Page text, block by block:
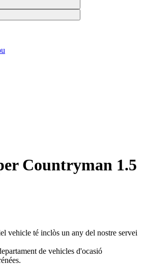
Countryman 1.5
vehicle té inclòs un any del nostre servei
de vehicles d'ocasió